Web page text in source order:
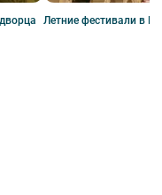
Летние фестивали в